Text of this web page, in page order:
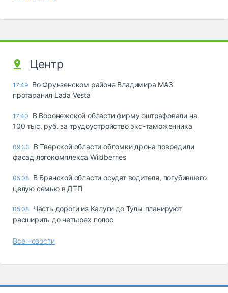
Центр
17:49 Во Фрунзенском районе Владимира МАЗ
протаранил Lada Vesta
17:40
В Воронежской области фирму оштрафовали на
100 тыс. руб. за трудоустройство экс-таможенника
09:33
В Тверской области обломки дрона повредили
фасад логокомплекса Wildberries
05.08 В Брянской области осудят водителя, погубившего
целую семью в ДТП
05.08 Часть дороги из Калуги до Тулы планируют
расширить до четырех полос
Все новости